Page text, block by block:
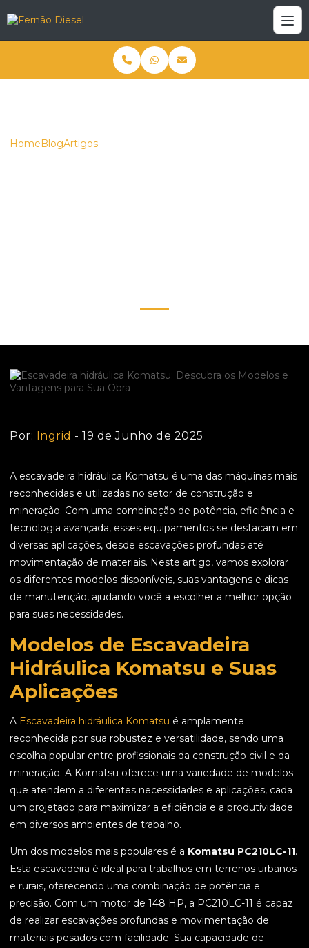
HomeBlogArtigos
Por: Ingrid - 19 de Junho de 2025
A escavadeira hidráulica Komatsu é uma das máquinas mais
reconhecidas e utilizadas no setor de construção e
mineração. Com uma combinação de potência, eficiência e
tecnologia avançada, esses equipamentos se destacam em
diversas aplicações, desde escavações profundas até
movimentação de materiais. Neste artigo, vamos explorar
os diferentes modelos disponíveis, suas vantagens e dicas
de manutenção, ajudando você a escolher a melhor opção
para suas necessidades.
Modelos de Escavadeira
Hidráulica Komatsu e Suas
Aplicações
A Escavadeira hidráulica Komatsu é amplamente
reconhecida por sua robustez e versatilidade, sendo uma
escolha popular entre profissionais da construção civil e da
mineração. A Komatsu oferece uma variedade de modelos
que atendem a diferentes necessidades e aplicações, cada
um projetado para maximizar a eficiência e a produtividade
em diversos ambientes de trabalho.
Um dos modelos mais populares é a Komatsu PC210LC-11.
Esta escavadeira é ideal para trabalhos em terrenos urbanos
e rurais, oferecendo uma combinação de potência e
precisão. Com um motor de 148 HP, a PC210LC-11 é capaz
de realizar escavações profundas e movimentação de
materiais pesados com facilidade. Sua capacidade de